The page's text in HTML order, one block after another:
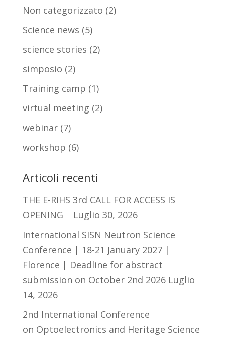
Non categorizzato (2)
Science news (5)
science stories (2)
simposio (2)
Training camp (1)
virtual meeting (2)
webinar(7)
workshop (6)
Articoli recenti
THE E-RIHS 3rd CALL FOR ACCESS IS
OPENING
Luglio 30, 2026
International SISN Neutron Science
Conference | 18-21 January 2027 |
Florence | Deadline for abstract
submission on October 2nd 2026 Luglio
14, 2026
2nd International Conference
on Optoelectronics and Heritage Science